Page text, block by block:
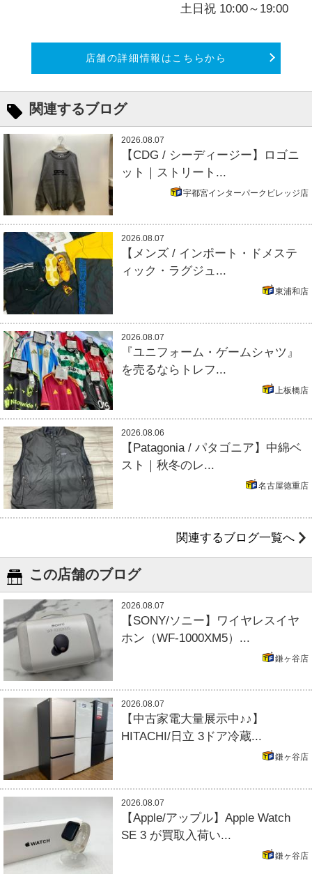
土日祝 10:00～19:00
店舗の詳細情報はこちらから
関連するブログ
2026.08.07
【CDG / シーディージー】ロゴニ
ット｜ストリート...
宇都宮インターパークビレッジ店
2026.08.07
【メンズ / インポート・ドメステ
ィック・ラグジュ...
東浦和店
2026.08.07
『ユニフォーム・ゲームシャツ』
を売るならトレフ...
上板橋店
2026.08.06
【Patagonia / パタゴニア】中綿ベ
スト｜秋冬のレ...
名古屋徳重店
関連するブログ一覧へ
この店舗のブログ
2026.08.07
【SONY/ソニー】ワイヤレスイヤ
ホン（WF-1000XM5）...
鎌ヶ谷店
2026.08.07
【中古家電大量展示中♪♪】
HITACHI/日立 3ドア冷蔵...
鎌ヶ谷店
2026.08.07
【Apple/アップル】Apple Watch
SE 3 が買取入荷い...
鎌ヶ谷店